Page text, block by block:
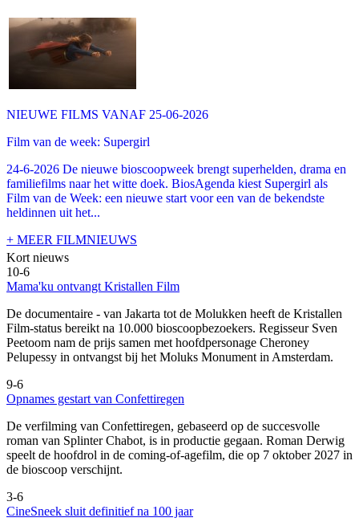
NIEUWE FILMS VANAF 25-06-2026
Film van de week: Supergirl
24-6-2026 De nieuwe bioscoopweek brengt superhelden, drama en
familiefilms naar het witte doek. BiosAgenda kiest Supergirl als
Film van de Week: een nieuwe start voor een van de bekendste
heldinnen uit het...
+ MEER FILMNIEUWS
Kort nieuws
10-6
Mama'ku ontvangt Kristallen Film
De documentaire - van Jakarta tot de Molukken heeft de Kristallen
Film-status bereikt na 10.000 bioscoopbezoekers. Regisseur Sven
Peetoom nam de prijs samen met hoofdpersonage Cheroney
Pelupessy in ontvangst bij het Moluks Monument in Amsterdam.
9-6
Opnames gestart van Confettiregen
De verfilming van Confettiregen, gebaseerd op de succesvolle
roman van Splinter Chabot, is in productie gegaan. Roman Derwig
speelt de hoofdrol in de coming-of-agefilm, die op 7 oktober 2027 in
de bioscoop verschijnt.
3-6
CineSneek sluit definitief na 100 jaar